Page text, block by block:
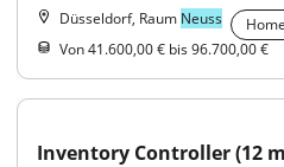
Düsseldorf, Raum Neuss
Von 41.600,00 € bis 96.700,00 €
Inventory Controller (12